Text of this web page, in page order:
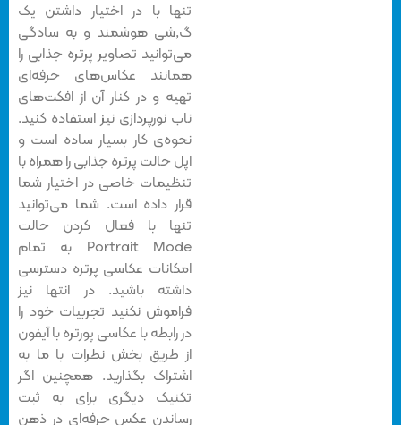
تنها با در اختیار داشتن یک
گ,شی هوشمند و به سادگی
می‌توانید تصاویر پرتره جذابی را
همانند عکاس‌های حرفه‌ای
تهیه و در کنار آن از افکت‌های
ناب نورپردازی نیز استفاده کنید.
نحوه‌ی کار بسیار ساده است و
اپل حالت پرتره جذابی را همراه با
تنظیمات خاصی در اختیار شما
قرار داده است. شما می‌توانید
تنها با فعال کردن حالت
Portrait Mode به تمام
امکانات عکاسی پرتره دسترسی
داشته باشید. در انتها نیز
فراموش نکنید تجربیات خود را
در رابطه با عکاسی پورتره با آیفون
از طریق بخش نطرات با ما به
اشتراک بگذارید. همچنین اگر
تکنیک دیگری برای به ثبت
رساندن عکس حرفه‌ای در ذهن